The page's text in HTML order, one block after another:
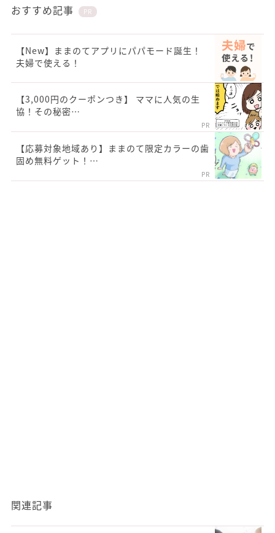
おすすめ記事 PR
【New】ままのてアプリにパパモード誕生！
夫婦で使える！
【3,000円のクーポンつき】 ママに人気の生
協！その秘密…
PR
【応募対象地域あり】ままのて限定カラーの歯
固め無料ゲット！…
PR
関連記事